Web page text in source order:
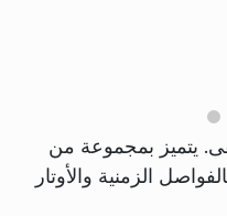
يتميز بمجموعة من
الزمنية والأوتار